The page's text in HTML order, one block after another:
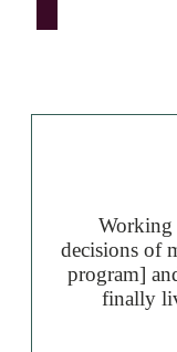
Working
decisions of
program]
finally